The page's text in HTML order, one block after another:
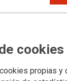
cookies
propias y
y UGT en la
organizado
un protocolo
concentración